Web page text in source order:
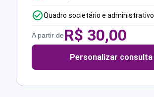
Quadro societário e administrativo
A partir deR$ 30,00
Personalizar consulta